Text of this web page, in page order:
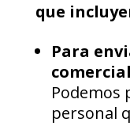
que
Para
Podemos
personal